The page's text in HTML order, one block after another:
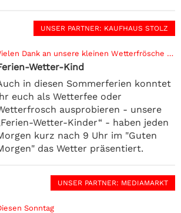
UNSER PARTNER: KAUFHAUS STOLZ
Vielen Dank an unsere kleinen Wetterfrösche und -feen
Wetter-Kind
in diesen Sommerferien konntet
euch als Wetterfee oder
ausprobieren - unsere
Wetter-Kinder“ - haben jeden
kurz nach 9 Uhr im "Guten
das Wetter präsentiert.
UNSER PARTNER: MEDIAMARKT
Sonntag